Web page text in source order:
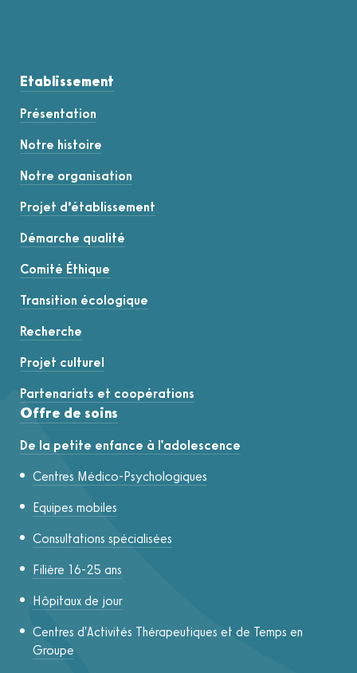
Etablissement
Présentation
Notre histoire
Notre organisation
Projet d’établissement
Démarche qualité
Comité Éthique
Transition écologique
Recherche
Projet culturel
Partenariats et coopérations
Offre de soins
De la petite enfance à l'adolescence
Centres Médico-Psychologiques
Equipes mobiles
Consultations spécialisées
Filière 16-25 ans
Hôpitaux de jour
Centres d'Activités Thérapeutiques et de Temps en
Groupe